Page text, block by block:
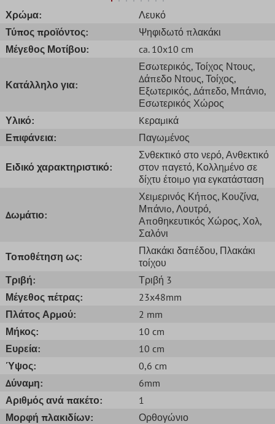
Χρώμα:
Λευκό
Τύπος προϊόντος:
Ψηφιδωτό πλακάκι
Μέγεθος Μοτίβου:
ca. 10x10 cm
Κατάλληλο για:
Εσωτερικός, Τοίχος Ντους,
Δάπεδο Ντους, Τοίχος,
Εξωτερικός, Δάπεδο, Μπάνιο,
Εσωτερικός Χώρος
Υλικό:
Kεραμικά
Επιφάνεια:
Παγωμένος
Ειδικό χαρακτηριστικό:
Σνθεκτικό στο νερό, Ανθεκτικό
στον παγετό, Κολλημένο σε
δίχτυ έτοιμο για εγκατάσταση
Δωμάτιο:
Χειμερινός Κήπος, Κουζίνα,
Μπάνιo, Λουτρό,
Αποθηκευτικός Χώρος, Χολ,
Σαλόνι
Τοποθέτηση ως:
Πλακάκι δαπέδου, Πλακάκι
τοίχου
Τριβή:
Τριβή 3
Μέγεθος πέτρας:
23x48mm
Πλάτος Αρμού:
2 mm
Μήκος:
10 cm
Ευρεία:
10 cm
Ύψος:
0,6 cm
Δύναμη:
6mm
Αριθμός ανά πακέτο:
1
Μορφή πλακιδίων:
Ορθογώνιο